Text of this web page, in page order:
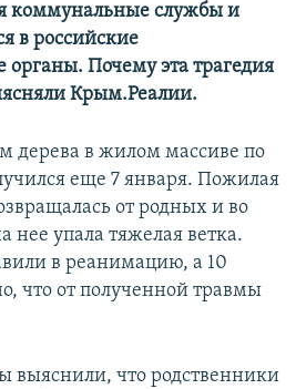
коммунальные службы и
в российские
органы. Почему эта трагедия
Крым.Реалии.
дерева в жилом массиве по
еще 7 января. Пожилая
от родных и во
нее упала тяжелая ветка.
в реанимацию, а 10
что от полученной травмы
выяснили, что родственники